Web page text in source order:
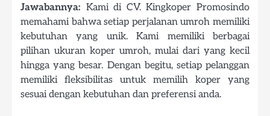
Jawabannya: Kami di CV. Kingkoper Promosindo
memahami bahwa setiap perjalanan umroh memiliki
kebutuhan yang unik. Kami memiliki berbagai
pilihan ukuran koper umroh, mulai dari yang kecil
hingga yang besar. Dengan begitu, setiap pelanggan
memiliki fleksibilitas untuk memilih koper yang
sesuai dengan kebutuhan dan preferensi anda.